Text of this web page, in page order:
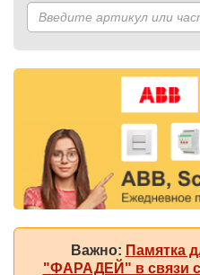
Важно: Памятка
"ФАРАДЕЙ" в связи